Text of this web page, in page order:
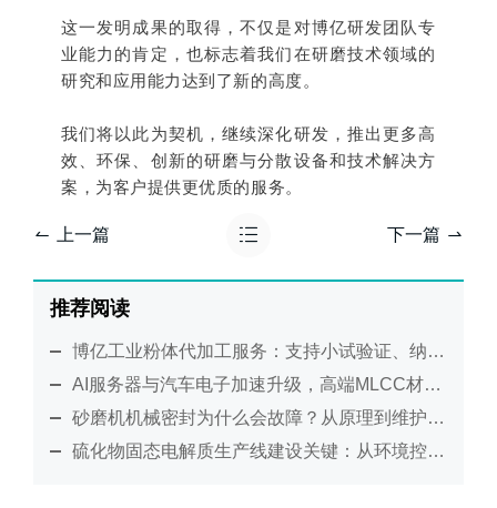
这一发明成果的取得，不仅是对博亿研发团队专
业能力的肯定，也标志着我们在研磨技术领域的
研究和应用能力达到了新的高度。
我们将以此为契机，继续深化研发，推出更多高
效、环保、创新的研磨与分散设备和技术解决方
案，为客户提供更优质的服务。
上一篇 下一篇
推荐阅读
博亿工业粉体代加工服务：支持小试验证、纳米研磨及工艺放大
AI服务器与汽车电子加速升级，高端MLCC材料制造迎来新考验
砂磨机机械密封为什么会故障？从原理到维护全面解析
硫化物固态电解质生产线建设关键：从环境控制到工艺集成的系统化解决方案